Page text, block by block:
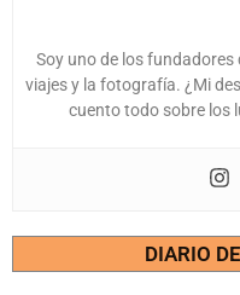
Soy uno de los fundadores
viajes y la fotografía. ¿Mi
cuento todo sobre los
DIARIO